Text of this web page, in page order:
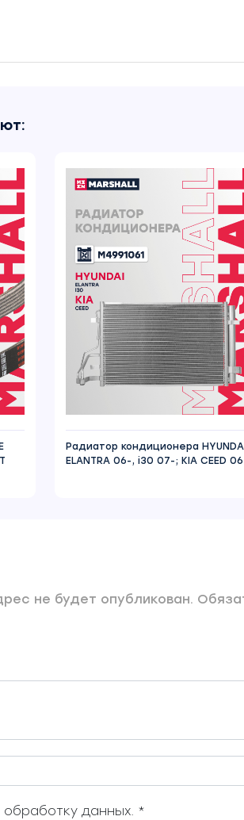
Радиатор кондиционера HYUNDAI
ELANTRA 06-, i30 07-; KIA CEED
не будет опубликован.
данных. *